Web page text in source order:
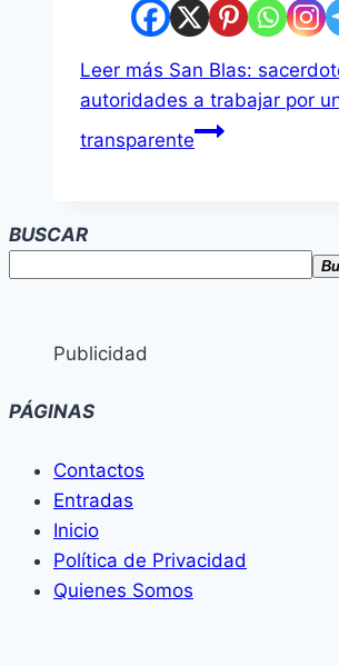
Leer más San Blas:
autoridades a trabajar por
transparente
BUSCAR
Publicidad
PÁGINAS
Contactos
Entradas
Inicio
Política de Privacidad
Quienes Somos